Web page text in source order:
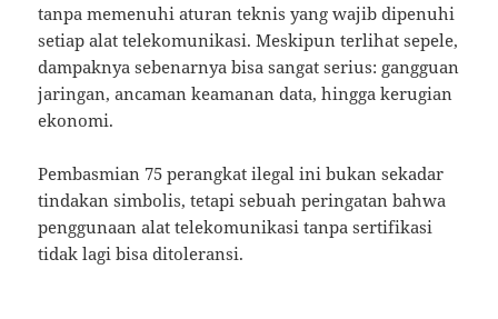
tanpa memenuhi aturan teknis yang wajib dipenuhi
setiap alat telekomunikasi. Meskipun terlihat sepele,
dampaknya sebenarnya bisa sangat serius: gangguan
jaringan, ancaman keamanan data, hingga kerugian
ekonomi.
Pembasmian 75 perangkat ilegal ini bukan sekadar
tindakan simbolis, tetapi sebuah peringatan bahwa
penggunaan alat telekomunikasi tanpa sertifikasi
tidak lagi bisa ditoleransi.